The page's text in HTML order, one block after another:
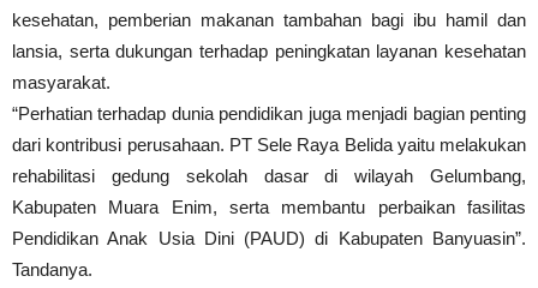
kesehatan, pemberian makanan tambahan bagi ibu hamil dan
lansia, serta dukungan terhadap peningkatan layanan kesehatan
masyarakat.
“Perhatian terhadap dunia pendidikan juga menjadi bagian penting
dari kontribusi perusahaan. PT Sele Raya Belida yaitu melakukan
rehabilitasi gedung sekolah dasar di wilayah Gelumbang,
Kabupaten Muara Enim, serta membantu perbaikan fasilitas
Pendidikan Anak Usia Dini (PAUD) di Kabupaten Banyuasin”.
Tandanya.